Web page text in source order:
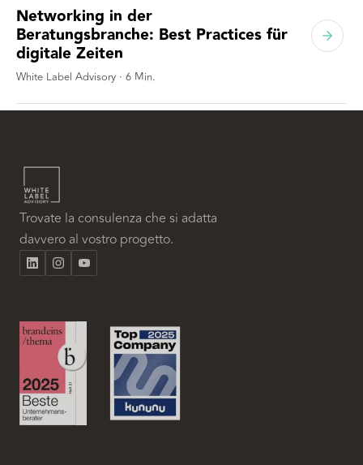
Networking in der
Beratungsbranche: Best Practices für
digitale Zeiten
White Label Advisory · 6 Min.
Trovate la consulenza che si adatta
davvero al vostro progetto.